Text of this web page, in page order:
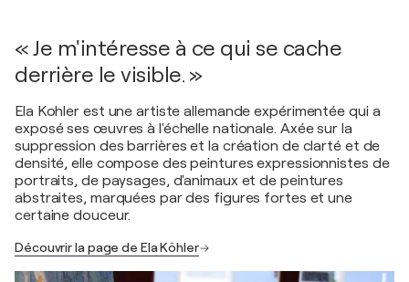
« Je m'intéresse à ce qui se cache
derrière le visible. »
Ela Kohler est une artiste allemande expérimentée qui a
exposé ses œuvres à l'échelle nationale. Axée sur la
suppression des barrières et la création de clarté et de
densité, elle compose des peintures expressionnistes de
portraits, de paysages, d'animaux et de peintures
abstraites, marquées par des figures fortes et une
certaine douceur.
Découvrir la page de Ela Köhler